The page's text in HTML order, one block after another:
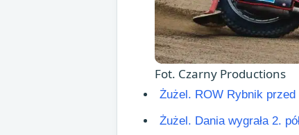
Fot. Czarny Productions
Żużel. ROW Rybnik
Żużel. Dania wygrała 2.